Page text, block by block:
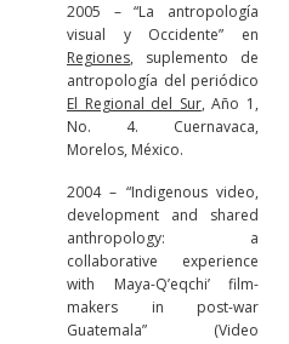
2005 – “La antropología
visual y Occidente” en
Regiones, suplemento de
antropología del periódico
El Regional del Sur, Año 1,
No. 4. Cuernavaca,
Morelos, México.
2004 – “Indigenous video,
development and shared
anthropology: a
collaborative experience
with Maya-Q’eqchi’ film-
makers in post-war
Guatemala” (Video